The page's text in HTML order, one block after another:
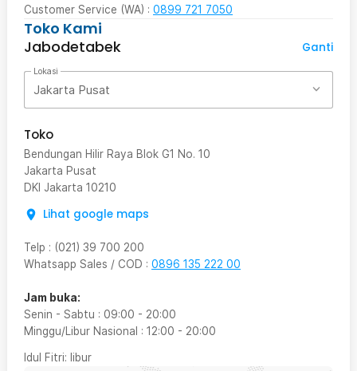
Customer Service (WA) : 0899 721 7050
Toko Kami
Jabodetabek
Ganti
Lokasi
Jakarta Pusat
Toko
Bendungan Hilir Raya Blok G1 No. 10
Jakarta Pusat
DKI Jakarta 10210
Lihat google maps
Telp : (021) 39 700 200
Whatsapp Sales / COD : 0896 135 222 00
Jam buka:
Senin - Sabtu : 09:00 - 20:00
Minggu/Libur Nasional : 12:00 - 20:00
Idul Fitri: libur